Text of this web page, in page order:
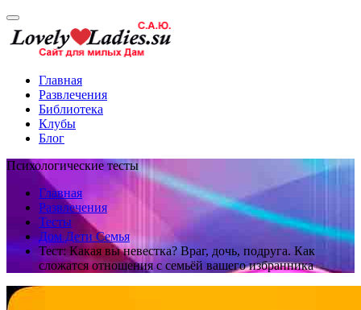
Главная
Развлечения
Библиотека
Клубы
Блог
Психологические тесты
Главная
Развлечения
Тесты
Дом Дети Семья
Тест: Какая вы невестка? Враг, дочь, подруга. Как
сложатся отношения с семьёй вашего избранника